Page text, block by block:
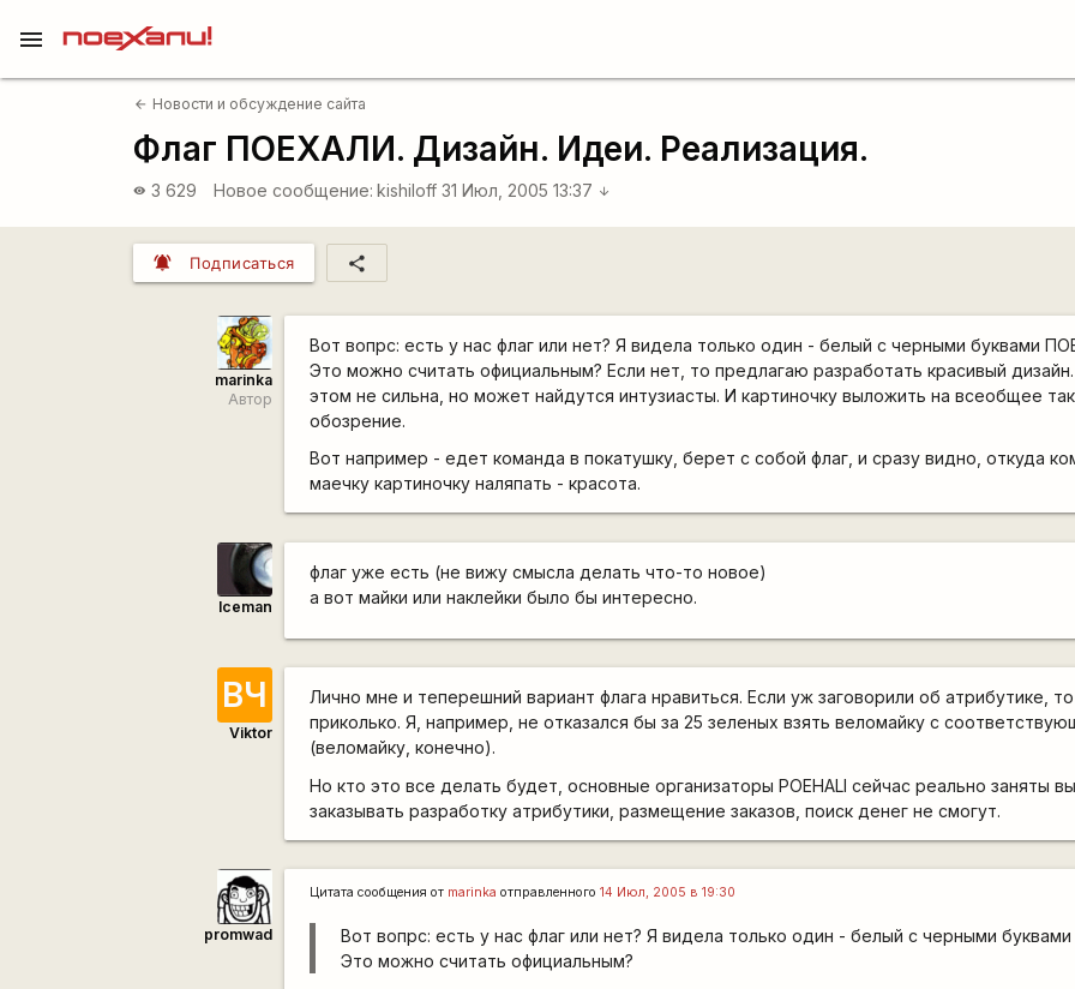
menu
arrow_back Новости и обсуждение сайта
Флаг ПОЕХАЛИ. Дизайн. Идеи. Реализация.
visibility 3 629 Новое сообщение: kishiloff 31 Июл, 2005 13:37 arrow_downward
notifications_active Подписаться share
marinka
Автор
Вот вопрс: есть у нас флаг или нет? Я видела только один - белый с черными буквами
Это можно считать официальным? Если нет, то предлагаю разработать красивый
этом не сильна, но может найдутся интузиасты. И картиночку выложить на всеобщее так
обозрение.
Вот например - едет команда в покатушку, берет с собой флаг, и сразу видно, откуда
маечку картиночку наляпать - красота.
Iceman
флаг уже есть (не вижу смысла делать что-то новое)
а вот майки или наклейки было бы интересно.
ВЧ
Viktor
Лично мне и теперешний вариант флага нравиться. Если уж заговорили об атрибутике,
приколько. Я, например, не отказался бы за 25 зеленых взять веломайку с
(веломайку, конечно).
Но кто это все делать будет, основные организаторы POEHALI сейчас реально заняты
заказывать разработку атрибутики, размещение заказов, поиск денег не смогут.
promwad
Цитата сообщения от marinka отправленного14 Июл, 2005 в 19:30
Вот вопрс: есть у нас флаг или нет? Я видела только один - белый с черными
Это можно считать официальным?